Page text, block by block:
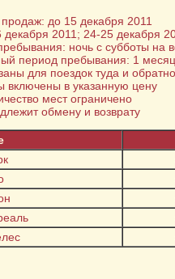
до 15 декабря 2011
2011; 24-25 декабря
ночь с субботы на
период пребывания: 1 месяц
для поездок туда и обратно
включены в указанную цену
мест ограничено
обмену и возврату